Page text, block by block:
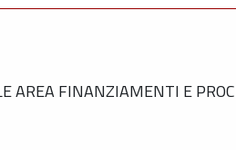
AREA FINANZIAMENTI E